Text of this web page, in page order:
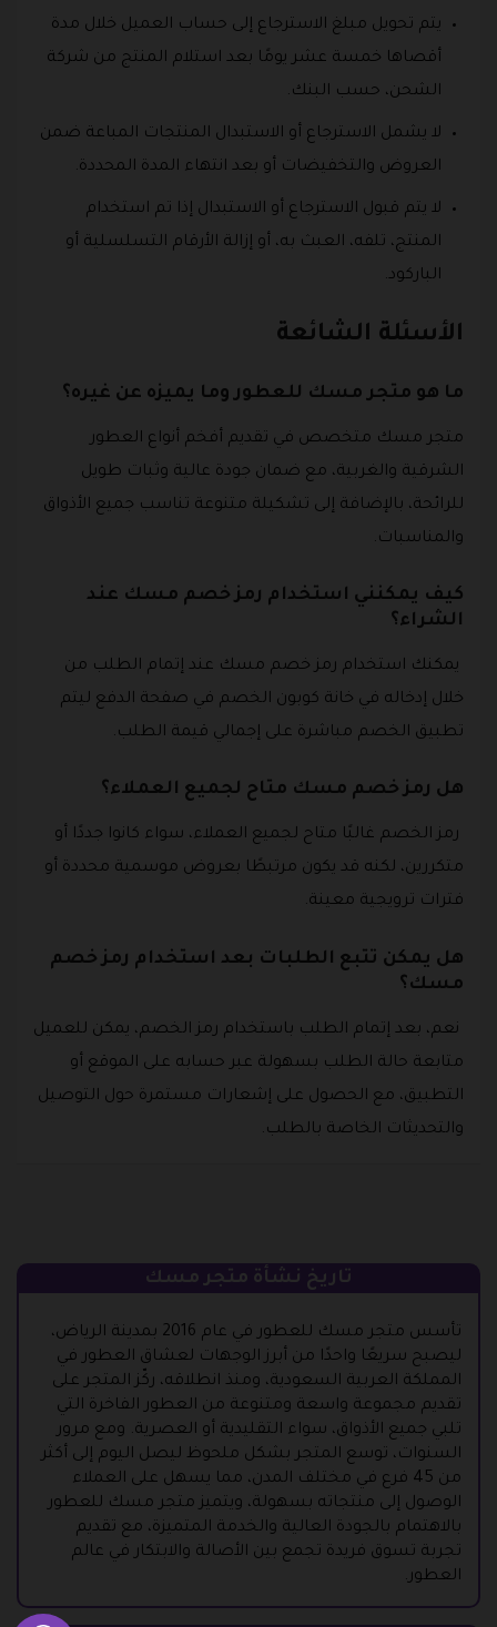
يتم تحويل مبلغ الاسترجاع إلى حساب العميل خلال مدة
أقصاها خمسة عشر يومًا بعد استلام المنتج من شركة
الشحن، حسب البنك.
لا يشمل الاسترجاع أو الاستبدال المنتجات المباعة ضمن
العروض والتخفيضات أو بعد انتهاء المدة المحددة.
لا يتم قبول الاسترجاع أو الاستبدال إذا تم استخدام
المنتج، تلفه، العبث به، أو إزالة الأرقام التسلسلية أو
الباركود.
الأسئلة الشائعة
ما هو متجر مسك للعطور وما يميزه عن غيره؟
متجر مسك متخصص في تقديم أفخم أنواع العطور
الشرقية والغربية، مع ضمان جودة عالية وثبات طويل
للرائحة، بالإضافة إلى تشكيلة متنوعة تناسب جميع الأذواق
والمناسبات.
كيف يمكنني استخدام رمز خصم مسك عند
الشراء؟
يمكنك استخدام رمز خصم مسك عند إتمام الطلب من
خلال إدخاله في خانة كوبون الخصم في صفحة الدفع ليتم
تطبيق الخصم مباشرة على إجمالي قيمة الطلب.
هل رمز خصم مسك متاح لجميع العملاء؟
رمز الخصم غالبًا متاح لجميع العملاء، سواء كانوا جددًا أو
متكررين، لكنه قد يكون مرتبطًا بعروض موسمية محددة أو
فترات ترويجية معينة.
هل يمكن تتبع الطلبات بعد استخدام رمز خصم
مسك؟
نعم، بعد إتمام الطلب باستخدام رمز الخصم، يمكن للعميل
متابعة حالة الطلب بسهولة عبر حسابه على الموقع أو
التطبيق، مع الحصول على إشعارات مستمرة حول التوصيل
والتحديثات الخاصة بالطلب.
تاريخ نشأة متجر مسك
تأسس متجر مسك للعطور في عام 2016 بمدينة الرياض،
ليصبح سريعًا واحدًا من أبرز الوجهات لعشاق العطور في
المملكة العربية السعودية، ومنذ انطلاقه، ركّز المتجر على
تقديم مجموعة واسعة ومتنوعة من العطور الفاخرة التي
تلبي جميع الأذواق، سواء التقليدية أو العصرية. ومع مرور
السنوات، توسع المتجر بشكل ملحوظ ليصل اليوم إلى أكثر
من 45 فرع في مختلف المدن، مما يسهل على العملاء
الوصول إلى منتجاته بسهولة، ويتميز متجر مسك للعطور
بالاهتمام بالجودة العالية والخدمة المتميزة، مع تقديم
تجربة تسوق فريدة تجمع بين الأصالة والابتكار في عالم
العطور.